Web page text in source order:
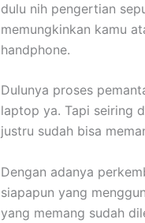
dulu nih pengertian
memungkinkan kamu
handphone.
Dulunya proses
laptop ya. Tapi seiring
justru sudah bisa
Dengan adanya
siapapun yang
yang memang sudah